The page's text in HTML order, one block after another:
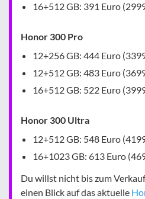
16+512 GB: 391 Euro
Honor 300 Pro
12+256 GB: 444 Euro
12+512 GB: 483 Euro
16+512 GB: 522 Euro
Honor 300 Ultra
12+512 GB: 548 Euro
16+1023 GB: 613 Euro
Du willst nicht bis zum
einen Blick auf das aktuelle